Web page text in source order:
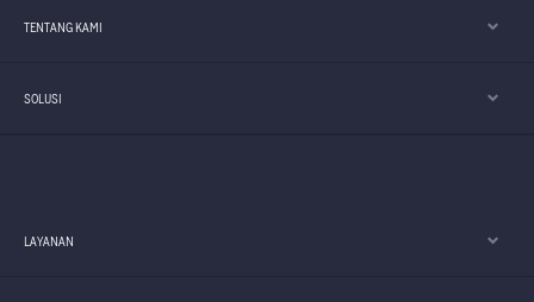
TENTANG KAMI
SOLUSI
LAYANAN